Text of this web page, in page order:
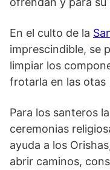
En el culto de la
imprescindible, se
limpiar los
frotarla en las otas
Para los santeros la
ceremonias
ayuda a los
abrir caminos,